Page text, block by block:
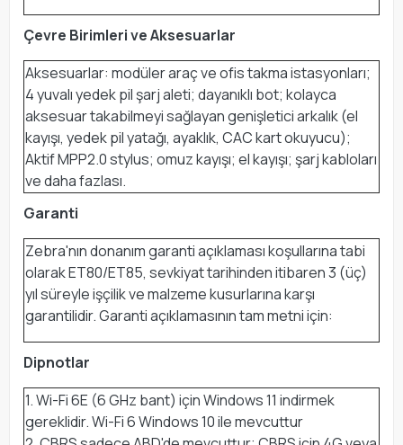
Çevre Birimleri ve Aksesuarlar
Aksesuarlar: modüler araç ve ofis takma istasyonları;
4 yuvalı yedek pil şarj aleti; dayanıklı bot; kolayca
aksesuar takabilmeyi sağlayan genişletici arkalık (el
kayışı, yedek pil yatağı, ayaklık, CAC kart okuyucu);
Aktif MPP2.0 stylus; omuz kayışı; el kayışı; şarj kabloları
ve daha fazlası.
Garanti
Zebra'nın donanım garanti açıklaması koşullarına tabi
olarak ET80/ET85, sevkiyat tarihinden itibaren 3 (üç)
yıl süreyle işçilik ve malzeme kusurlarına karşı
garantilidir. Garanti açıklamasının tam metni için:
Dipnotlar
1. Wi-Fi 6E (6 GHz bant) için Windows 11 indirmek
gereklidir. Wi-Fi 6 Windows 10 ile mevcuttur